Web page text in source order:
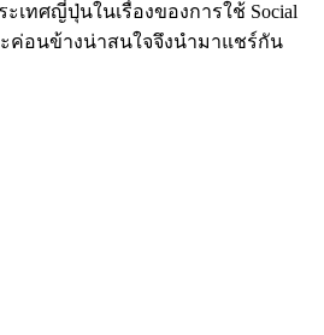
เทศญี่ปุ่นในเรื่องของการใช้ Social
ค่อนข้างน่าสนใจจึงนำมาแชร์กัน